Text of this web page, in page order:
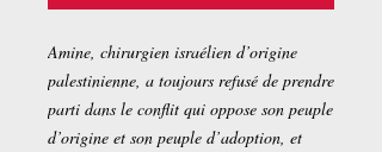
Amine, chirurgien israélien d’origine
palestinienne, a toujours refusé de prendre
parti dans le conflit qui oppose son peuple
d’origine et son peuple d’adoption, et